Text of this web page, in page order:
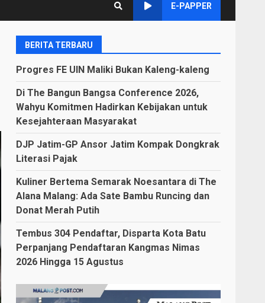
E-PAPPER
BERITA TERBARU
Progres FE UIN Maliki Bukan Kaleng-kaleng
Di The Bangun Bangsa Conference 2026,
Wahyu Komitmen Hadirkan Kebijakan untuk
Kesejahteraan Masyarakat
DJP Jatim-GP Ansor Jatim Kompak Dongkrak
Literasi Pajak
Kuliner Bertema Semarak Noesantara di The
Alana Malang: Ada Sate Bambu Runcing dan
Donat Merah Putih
Tembus 304 Pendaftar, Disparta Kota Batu
Perpanjang Pendaftaran Kangmas Nimas
2026 Hingga 15 Agustus